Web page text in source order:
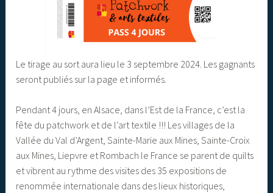
Le tirage au sort aura lieu le 3 septembre 2024. Les gagnants
seront publiés sur la page et informés.
Pendant 4 jours, en Alsace, dans l’Est de la France, c’est la
fête du patchwork et de l’art textile !!! Les villages de la
Vallée du Val d’Argent, Sainte-Marie aux Mines, Sainte-Croix
aux Mines, Liepvre et Rombach le France se parent de quilts
et vibrent au rythme des visites des 35 expositions de
renommée internationale dans des lieux historiques,